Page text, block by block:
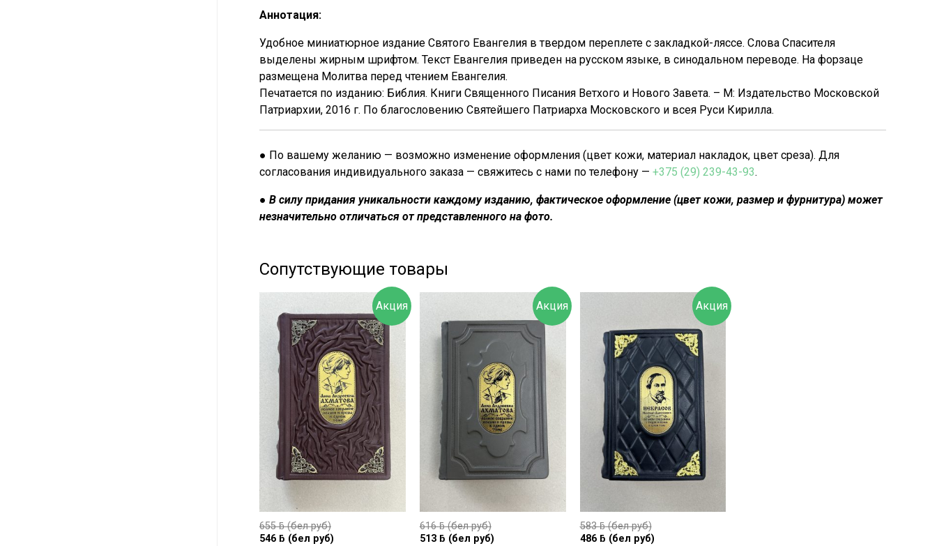
Аннотация:
Удобное миниатюрное издание Святого Евангелия в твердом переплете с закладкой-ляссе. Слова Спасителя
выделены жирным шрифтом. Текст Евангелия приведен на русском языке, в синодальном переводе. На форзаце
размещена Молитва перед чтением Евангелия.
Печатается по изданию: Библия. Книги Священного Писания Ветхого и Нового Завета. – М: Издательство Московской
Патриархии, 2016 г. По благословению Святейшего Патриарха Московского и всея Руси Кирилла.
● По вашему желанию — возможно изменение оформления (цвет кожи, материал накладок, цвет среза). Для
согласования индивидуального заказа — свяжитесь с нами по телефону — +375 (29) 239-43-93.
● В силу придания уникальности каждому изданию, фактическое оформление (цвет кожи, размер и фурнитура) может
незначительно отличаться от представленного на фото.
Сопутствующие товары
Акция
655ƃ(бел руб)
546 ƃ (бел руб)
Акция
616ƃ(бел руб)
513 ƃ (бел руб)
Акция
583ƃ(бел руб)
486 ƃ (бел руб)